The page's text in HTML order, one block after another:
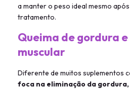
a manter o peso ideal mesmo
tratamento.
Queima de gordura
muscular
Diferente de muitos suplementos
foca na eliminação da gordura,